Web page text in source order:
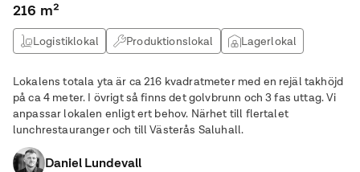
216 m²
Logistiklokal Produktionslokal
Lagerlokal
Lokalens totala yta är ca 216 kvadratmeter med en rejäl takhöjd
på ca 4 meter. I övrigt så finns det golvbrunn och 3 fas uttag. Vi
anpassar lokalen enligt ert behov. Närhet till flertalet
lunchrestauranger och till Västerås Saluhall.
Daniel Lundevall